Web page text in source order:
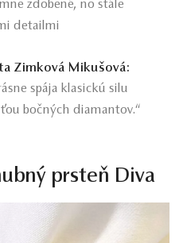
zdobené, no stále
detailmi
Zimková Mikušová:
spája klasickú silu
bočných diamantov.“
prsteň Diva